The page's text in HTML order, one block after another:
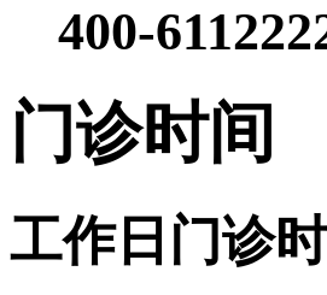
400-
门诊时间
工作日门诊时